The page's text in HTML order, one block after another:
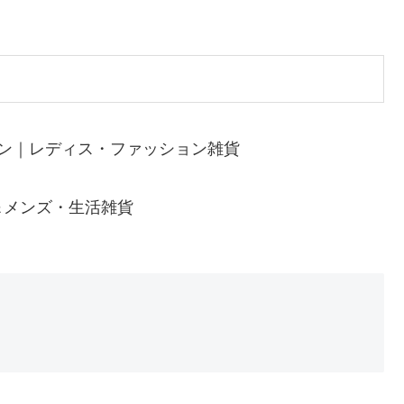
｜レディス・ファッション雑貨
ンズ・生活雑貨